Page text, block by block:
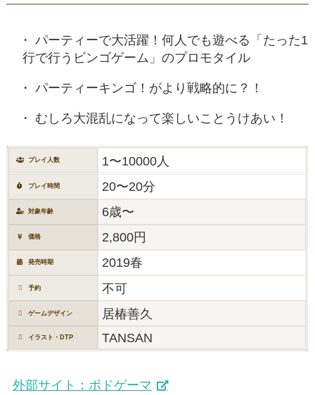
パーティーで大活躍！何人でも遊べる「たった1
行で行うビンゴゲーム」のプロモタイル
パーティーキンゴ！がより戦略的に？！
むしろ大混乱になって楽しいことうけあい！
プレイ人数 1〜10000人
プレイ時間 20〜20分
対象年齢 6歳〜
価格 2,800円
発売時期 2019春
予約 不可
ゲームデザイン 居椿善久
イラスト・DTP TANSAN
外部サイト：ボドゲーマ